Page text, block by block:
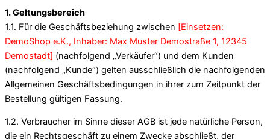
1. Geltungsbereich
1.1. Für die Geschäftsbeziehung zwischen [Einsetzen:
DemoShop e.K., Inhaber: Max Muster Demostraße 1, 12345
Demostadt] (nachfolgend „Verkäufer“) und dem Kunden
(nachfolgend „Kunde“) gelten ausschließlich die nachfolgenden
Allgemeinen Geschäftsbedingungen in ihrer zum Zeitpunkt der
Bestellung gültigen Fassung.
1.2. Verbraucher im Sinne dieser AGB ist jede natürliche Person,
die ein Rechtsgeschäft zu einem Zwecke abschließt, der